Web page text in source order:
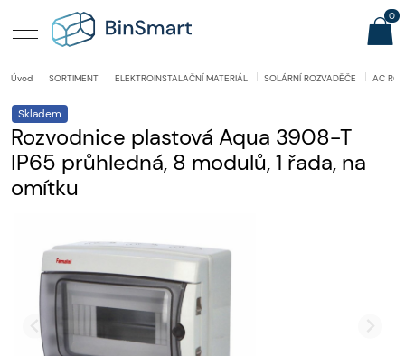
Úvod SORTIMENT ELEKTROINSTALAČNÍ MATERIÁL SOLÁRNÍ ROZVADĚČE AC
Skladem
Rozvodnice plastová Aqua 3908-T
IP65 průhledná, 8 modulů, 1 řada, na
omítku
0